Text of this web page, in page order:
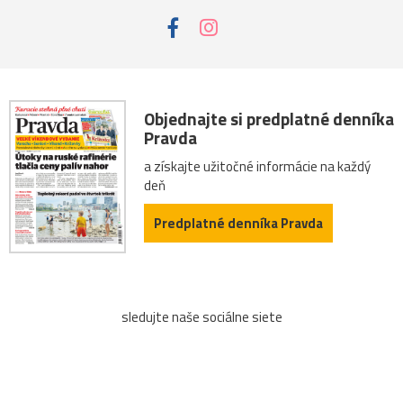
Objednajte si predplatné denníka
Pravda
a získajte užitočné informácie na každý
deň
Predplatné denníka Pravda
sledujte naše sociálne siete